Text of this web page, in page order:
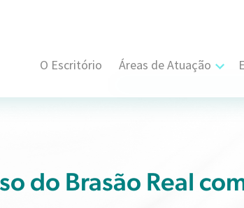
O Escritório Áreas de Atuação
Cível, Comercial e
Propriedade Intelectual
do Brasão Real